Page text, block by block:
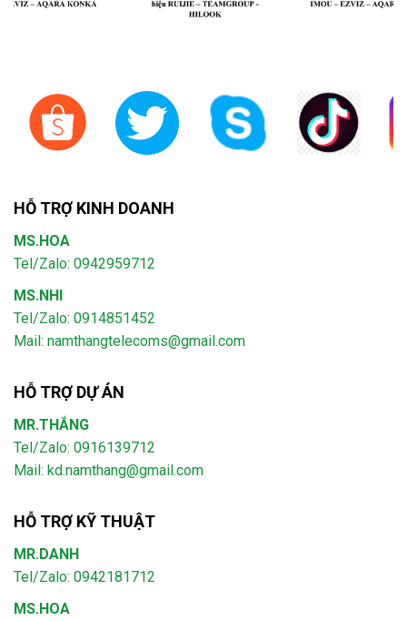
HỖ TRỢ KINH DOANH
MS.HOA
Tel/Zalo: 0942959712
MS.NHI
Tel/Zalo: 0914851452
Mail: namthangtelecoms@gmail.com
HỖ TRỢ DỰ ÁN
MR.THẮNG
Tel/Zalo: 0916139712
Mail: kd.namthang@gmail.com
HỖ TRỢ KỸ THUẬT
MR.DANH
Tel/Zalo: 0942181712
MS.HOA